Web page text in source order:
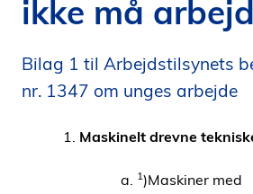
d
e
ikke må
Bilag 1 til Arbejdstilsynets
nr. 1347 om unges arbejde
Maskinelt drevne
1)Maskiner med